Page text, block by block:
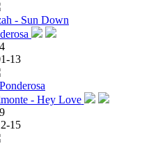
- Sun Down
13
15